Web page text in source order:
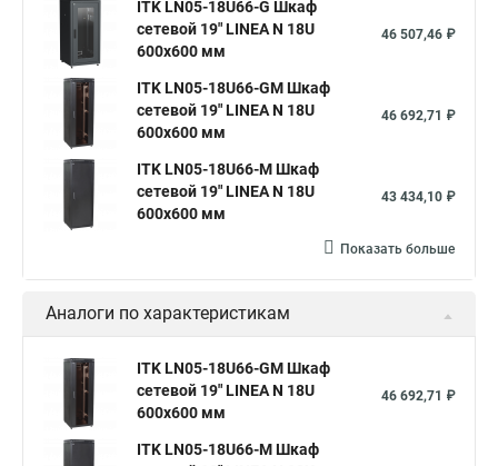
ITK LN05-18U66-G Шкаф
сетевой 19" LINEA N 18U
600х600 мм
46 507,46 ₽
ITK LN05-18U66-GM Шкаф
сетевой 19" LINEA N 18U
600х600 мм
46 692,71 ₽
ITK LN05-18U66-M Шкаф
сетевой 19" LINEA N 18U
600х600 мм
43 434,10 ₽
Показать больше
Аналоги по характеристикам
ITK LN05-18U66-GM Шкаф
сетевой 19" LINEA N 18U
600х600 мм
46 692,71 ₽
ITK LN05-18U66-M Шкаф